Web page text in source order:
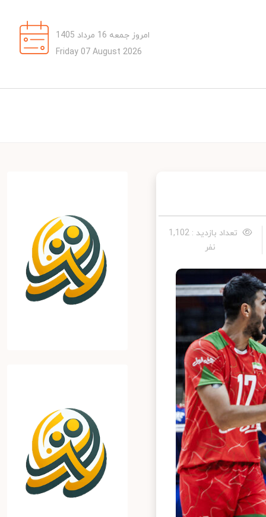
امروز جمعه 16 مرداد 1405
Friday 07 August 2026
تعداد بازدید : 1,102
نفر